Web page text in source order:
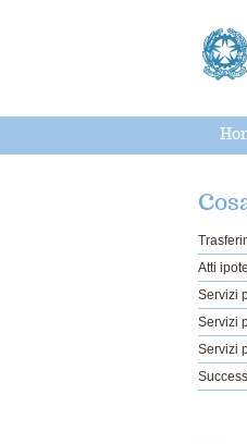
Atti
Servizi
Servizi
Servizi